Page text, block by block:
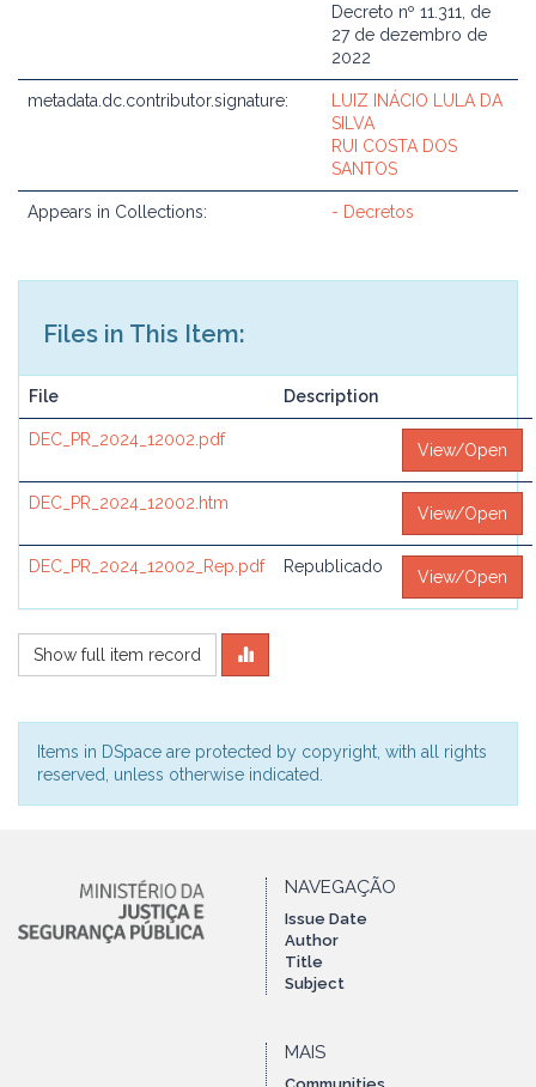
Decreto nº 11.311, de
27 de dezembro de
2022
metadata.dc.contributor.signature:
LUIZ INÁCIO LULA DA
SILVA
RUI COSTA DOS
SANTOS
Appears in Collections: - Decretos
Files in This Item:
File Description
DEC_PR_2024_12002.pdf
View/Open
DEC_PR_2024_12002.htm
View/Open
DEC_PR_2024_12002_Rep.pdf Republicado
View/Open
Show full item record
Items in DSpace are protected by copyright, with all rights
reserved, unless otherwise indicated.
NAVEGAÇÃO
Issue Date
Author
Title
Subject
MAIS